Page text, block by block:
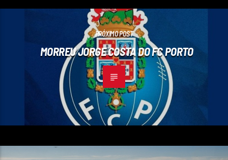
PRÓXIMO POST
MORREU JORGE COSTA DO FC PORTO